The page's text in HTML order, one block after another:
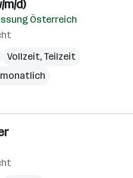
m/d)
Österreich
Vollzeit, Teilzeit
monatlich